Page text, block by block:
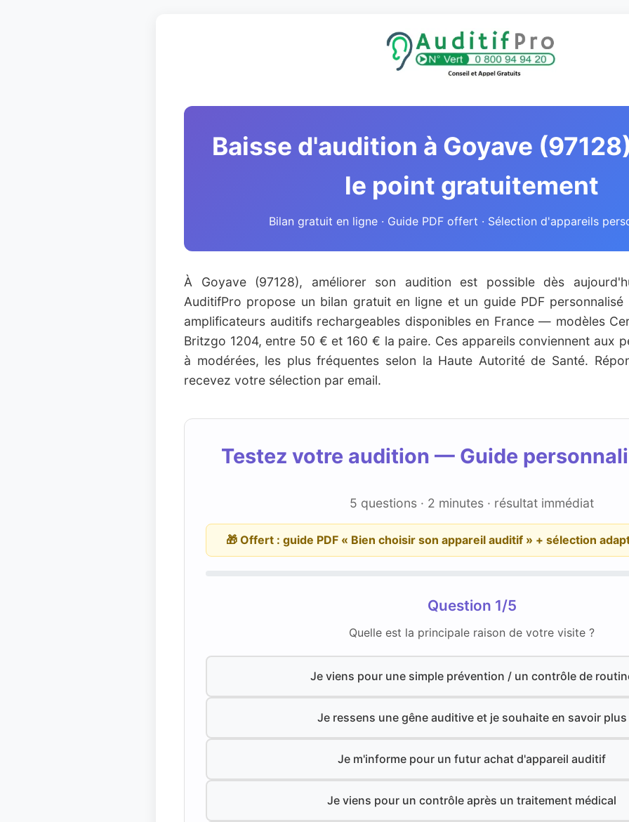
Baisse d'audition à Goyave
le point gratuitement
Bilan gratuit en ligne · Guide PDF offert · Sélection d'appareils
À Goyave (97128), améliorer son audition est possible dès
AuditifPro propose un bilan gratuit en ligne et un guide PDF
amplificateurs auditifs rechargeables disponibles en France — modèles
Britzgo 1204, entre 50 € et 160 € la paire. Ces appareils conviennent aux
à modérées, les plus fréquentes selon la Haute Autorité de Santé.
recevez votre sélection par email.
Testez votre audition — Guide
5 questions · 2 minutes · résultat immédiat
🎁 Offert : guide PDF « Bien choisir son appareil auditif » + sélection
Question 1/5
Quelle est la principale raison de votre visite ?
Je viens pour une simple prévention / un contrôle de
Je ressens une gêne auditive et je souhaite en savoir plus
Je m'informe pour un futur achat d'appareil auditif
Je viens pour un contrôle après un traitement médical